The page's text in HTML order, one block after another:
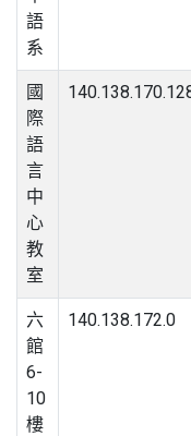
語
系
國
際
語
言
中
心
教
室
六
館
6-
10
樓
140.138.172.0